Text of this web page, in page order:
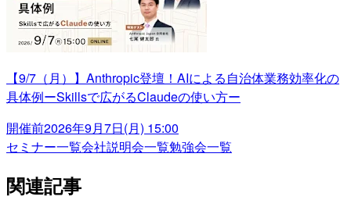
【9/7（月）】Anthropic登壇！AIによる自治体業務効率化の
具体例ーSkillsで広がるClaudeの使い方ー
開催前2026年9月7日(月) 15:00
セミナー一覧会社説明会一覧勉強会一覧
関連記事